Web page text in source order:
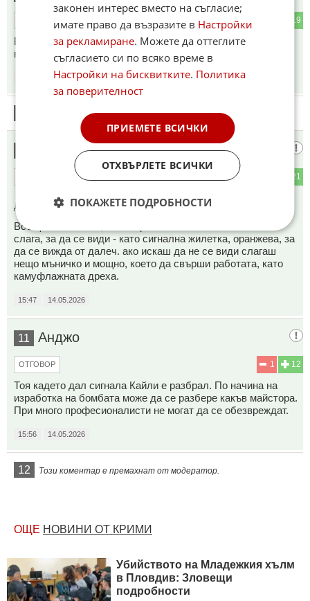
19
Българите съвсем осъзнато си върнаха мутренските
времена.
14.05.2026
Този коментар е премахнат от модератор.
ДрайвингПлежър
21
До коментар #5от "Последния Софиянец":
Всъщност смятам, че е обратното - толкова голяма се
слага, за да се види - като сигнална жилетка, оранжева, за
да се вижда от далеч. ако искаш да не се види слагаш
нещо мъничко и мощно, което да свърши работата, като
камуфлажната дреха.
15:47 14.05.2026
11 Анджо
12
1
ОТГОВОР
Тоя кадето дал сигнала Кайли е разбрал. По начина на
изработка на бомбата може да се разбере какъв майстора.
При много професионалисти не могат да се обезвреждат.
15:56 14.05.2026
12 Този коментар е премахнат от модератор.
ОЩЕ НОВИНИ ОТ КРИМИ
Убийството на Младежкия хълм
в Пловдив: Зловещи
подробности
законен интерес вместо на съгласие;
имате право да възразите в Настройки
за рекламиране. Можете да оттеглите
съгласието си по всяко време в
Настройки на бисквитките. Политика
за поверителност
ПРИЕМЕТЕ ВСИЧКИ
ОТХВЪРЛЕТЕ ВСИЧКИ
ПОКАЖЕТЕ ПОДРОБНОСТИ